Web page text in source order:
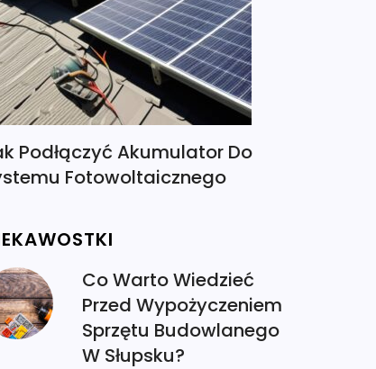
Podłączyć Akumulator Do
Fotowoltaicznego
Co Warto Wiedzieć
Przed Wypożyczeniem
Sprzętu Budowlanego
W Słupsku?